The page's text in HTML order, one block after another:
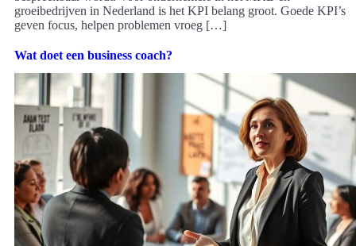
groeibedrijven in Nederland is het KPI belang groot. Goede KPI’s
geven focus, helpen problemen vroeg […]
Wat doet een business coach?